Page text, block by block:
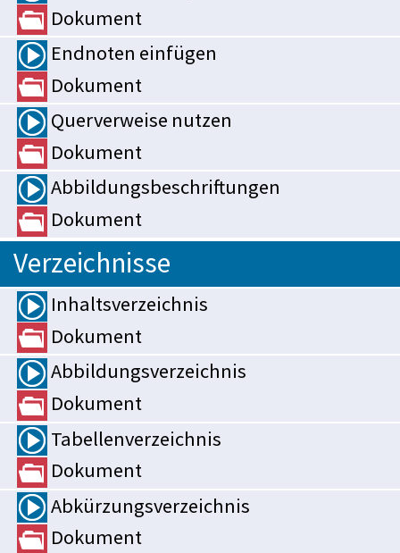
Dokument
Endnoten einfügen
Dokument
Querverweise nutzen
Dokument
Abbildungsbeschriftungen
Dokument
Verzeichnisse
Inhaltsverzeichnis
Dokument
Abbildungsverzeichnis
Dokument
Tabellenverzeichnis
Dokument
Abkürzungsverzeichnis
Dokument